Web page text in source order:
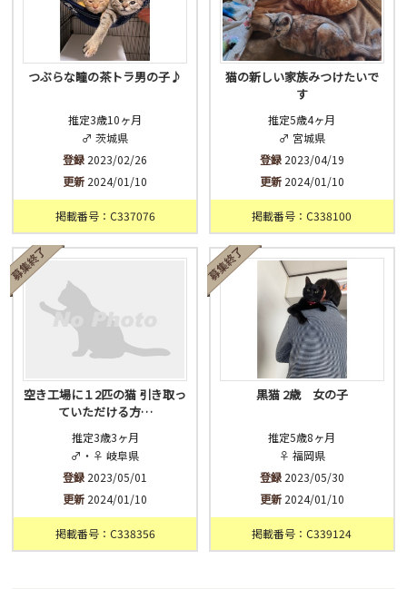
つぶらな瞳の茶トラ男の子♪
推定3歳10ヶ月
♂ 茨城県
登録 2023/02/26
更新 2024/01/10
掲載番号：C337076
猫の新しい家族みつけたいで
す
推定5歳4ヶ月
♂ 宮城県
登録2023/04/19
更新2024/01/10
掲載番号：C338100
空き工場に１2匹の猫 引き取っ
ていただける方…
推定3歳3ヶ月
♂・♀ 岐阜県
登録 2023/05/01
更新 2024/01/10
掲載番号：C338356
黒猫 2歳 女の子
推定5歳8ヶ月
♀ 福岡県
登録2023/05/30
更新2024/01/10
掲載番号：C339124